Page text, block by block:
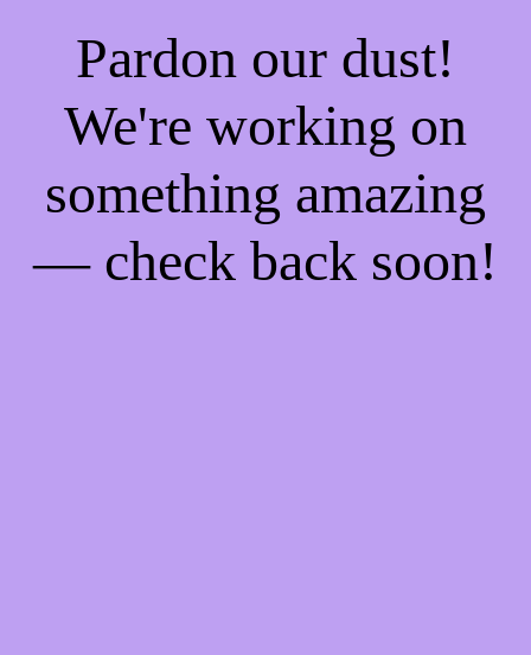
Pardon our dust!
We're working on
something amazing
— check back soon!